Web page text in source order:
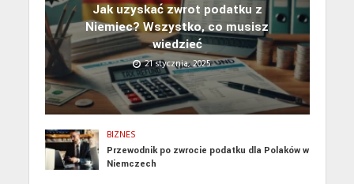
Jak uzyskać zwrot podatku z
Niemiec? Wszystko, co musisz
wiedzieć
21 stycznia, 2025
BIZNES
Przewodnik po zwrocie podatku dla Polaków w
Niemczech